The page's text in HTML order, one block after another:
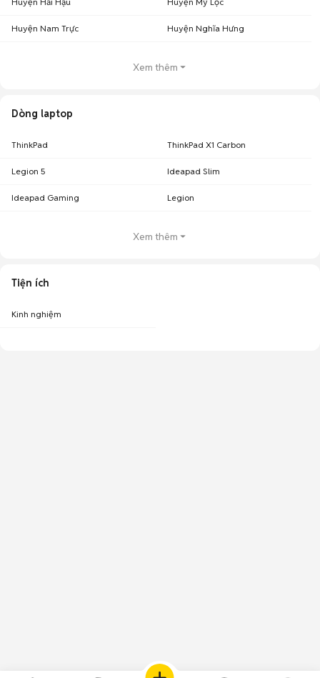
Huyện Nam Trực Huyện Nghĩa Hưng
Xem thêm
Dòng laptop
ThinkPad ThinkPad X1 Carbon
Legion 5 Ideapad Slim
Ideapad Gaming Legion
Xem thêm
Tiện ích
Kinh nghiệm